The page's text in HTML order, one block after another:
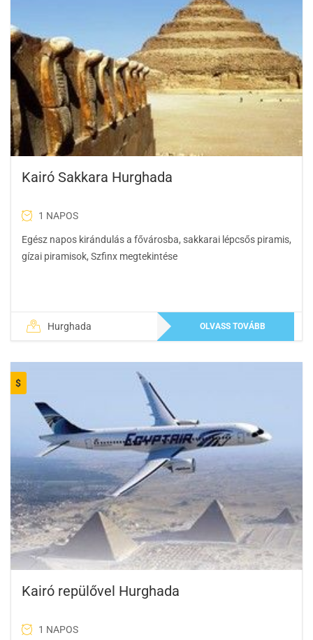
Kairó Sakkara Hurghada
1 NAPOS
Egész napos kirándulás a fővárosba, sakkarai lépcsős piramis,
gízai piramisok, Szfinx megtekintése
Hurghada OLVASS TOVÁBB
$
Kairó repülővel Hurghada
1 NAPOS